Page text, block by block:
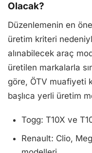
Olacak?
Düzenlemenin en
üretim kriteri
alınabilecek araç
üretilen markalarla
göre, ÖTV muafiyeti
başlıca yerli üretim
Togg: T10X ve
Renault: Clio,